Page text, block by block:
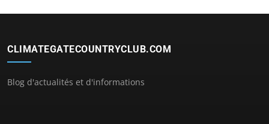
CLIMATEGATECOUNTRYCLUB.COM
Blog d'actualités et d'informations